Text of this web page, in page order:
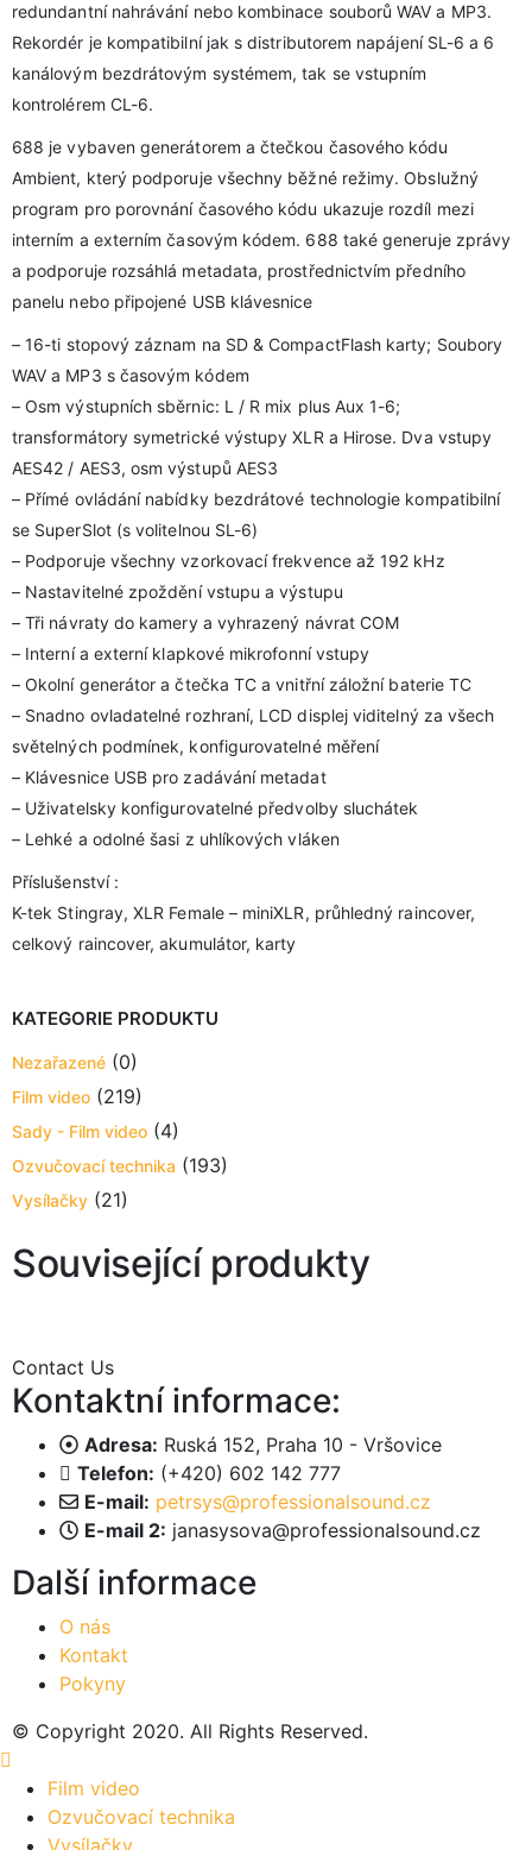
redundantní nahrávání nebo kombinace souborů WAV a MP3.
Rekordér je kompatibilní jak s distributorem napájení SL-6 a 6
kanálovým bezdrátovým systémem, tak se vstupním
kontrolérem CL-6.
688 je vybaven generátorem a čtečkou časového kódu
Ambient, který podporuje všechny běžné režimy. Obslužný
program pro porovnání časového kódu ukazuje rozdíl mezi
interním a externím časovým kódem. 688 také generuje zprávy
a podporuje rozsáhlá metadata, prostřednictvím předního
panelu nebo připojené USB klávesnice
– 16-ti stopový záznam na SD & CompactFlash karty; Soubory
WAV a MP3 s časovým kódem
– Osm výstupních sběrnic: L / R mix plus Aux 1-6;
transformátory symetrické výstupy XLR a Hirose. Dva vstupy
AES42 / AES3, osm výstupů AES3
– Přímé ovládání nabídky bezdrátové technologie kompatibilní
se SuperSlot (s volitelnou SL-6)
– Podporuje všechny vzorkovací frekvence až 192 kHz
– Nastavitelné zpoždění vstupu a výstupu
– Tři návraty do kamery a vyhrazený návrat COM
– Interní a externí klapkové mikrofonní vstupy
– Okolní generátor a čtečka TC a vnitřní záložní baterie TC
– Snadno ovladatelné rozhraní, LCD displej viditelný za všech
světelných podmínek, konfigurovatelné měření
– Klávesnice USB pro zadávání metadat
– Uživatelsky konfigurovatelné předvolby sluchátek
– Lehké a odolné šasi z uhlíkových vláken
Příslušenství :
K-tek Stingray, XLR Female – miniXLR, průhledný raincover,
celkový raincover, akumulátor, karty
KATEGORIE PRODUKTU
Nezařazené (0)
Film video (219)
Sady - Film video (4)
Ozvučovací technika (193)
Vysílačky (21)
Související produkty
Contact Us
Kontaktní informace:
Adresa: Ruská 152, Praha 10 - Vršovice
Telefon: (+420) 602 142 777
E-mail: petrsys@professionalsound.cz
E-mail 2: janasysova@professionalsound.cz
Další informace
O nás
Kontakt
Pokyny
© Copyright 2020. All Rights Reserved.
Film video
Ozvučovací technika